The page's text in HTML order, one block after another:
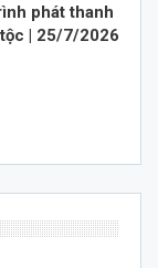
phát thanh
| 25/7/2026